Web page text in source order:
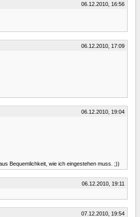
06.12.2010, 16:56
06.12.2010, 17:09
06.12.2010, 19:04
Bequemlichkeit, wie ich eingestehen muss. ;))
06.12.2010, 19:11
07.12.2010, 19:54